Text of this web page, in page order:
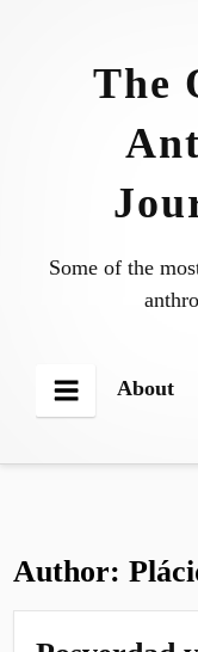
The
Some of the
Menu
About
Author: